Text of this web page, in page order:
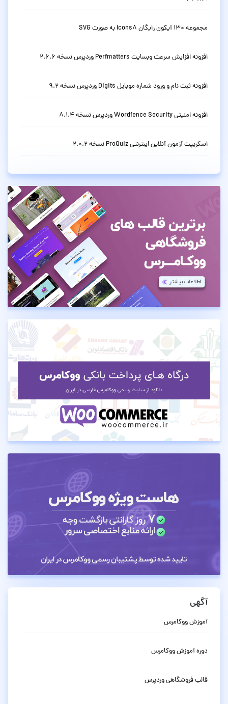
مجموعه 130 آیکون رایگان Icons8 به صورت SVG
افزونه افزایش سرعت وبسایت Perfmatters وردپرس نسخه 2.6.6
افزونه ثبت نام و ورود شماره موبایل Digits وردپرس نسخه 9.2
افزونه امنیتی Wordfence Security وردپرس نسخه 8.1.4
اسکریپت آزمون آنلاین اینترنتی ProQuiz نسخه 2.0.2
آگهی
آموزش ووکامرس
دوره آموزش ووکامرس
قالب فروشگاهی وردپرس